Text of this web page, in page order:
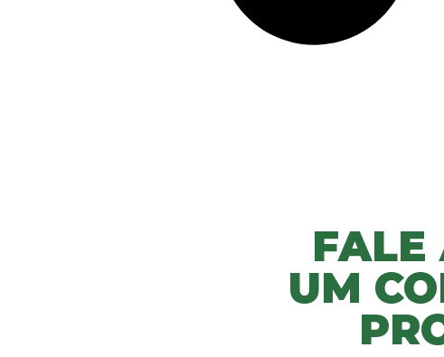
FALE
UM